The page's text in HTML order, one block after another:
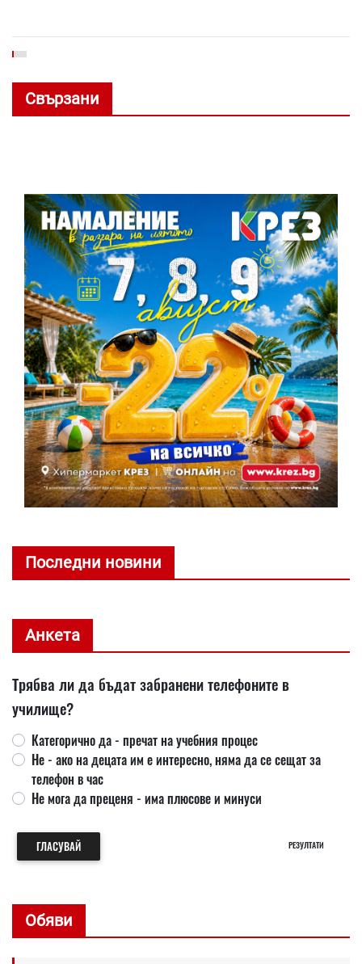
Свързани
Последни новини
Анкета
Трябва ли да бъдат забранени телефоните в
училище?
Категорично да - пречат на учебния процес
Не - ако на децата им е интересно, няма да се сещат за
телефон в час
Не мога да преценя - има плюсове и минуси
ГЛАСУВАЙ РЕЗУЛТАТИ
Обяви